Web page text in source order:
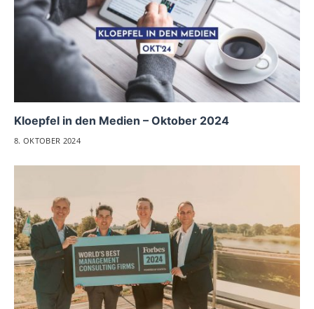
Kloepfel in den Medien – Oktober 2024
8. OKTOBER 2024